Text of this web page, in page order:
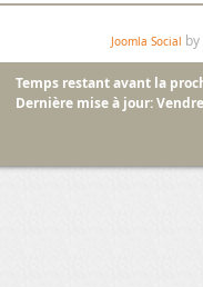
Joomla Social
Temps restant avant la
Dernière mise à jour: